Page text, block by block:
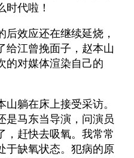
时代啦！
效应还在继续延烧，
给江曾挽面子，赵本山
的对媒体渲染自己的
躺在床上接受采访。
是马东当导演，问演员
，赶快去吸氧。我常常
于缺氧状态。犯病的原